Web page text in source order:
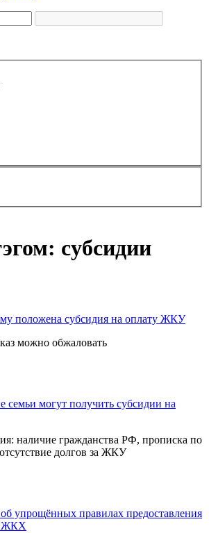
субсидии
положена субсидия на оплату ЖКУ
можно обжаловать
семьи могут получить субсидии на
наличие гражданства РФ, прописка по
долгов за ЖКУ
упрощённых правилах предоставления
ЖКХ